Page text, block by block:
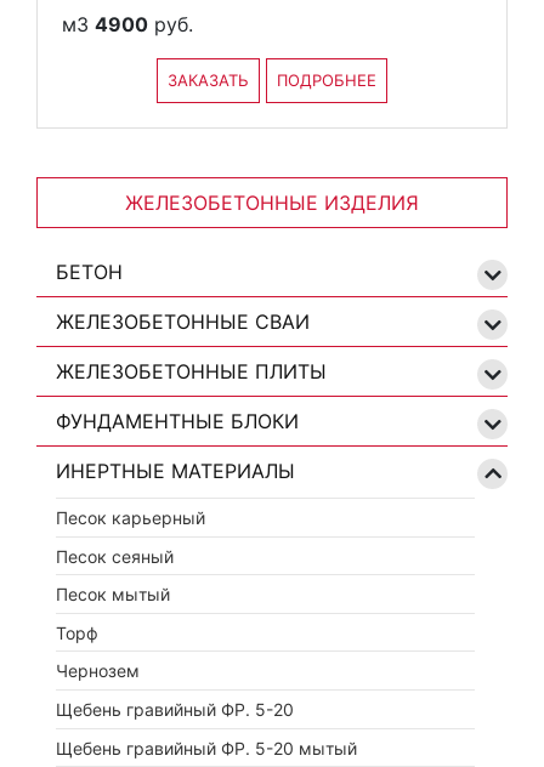
ЖЕЛЕЗОБЕТОННЫЕ ИЗДЕЛИЯ
БЕТОН
ЖЕЛЕЗОБЕТОННЫЕ СВАИ
ЖЕЛЕЗОБЕТОННЫЕ ПЛИТЫ
ФУНДАМЕНТНЫЕ БЛОКИ
ИНЕРТНЫЕ МАТЕРИАЛЫ
Песок карьерный
Песок сеяный
Песок мытый
Торф
Чернозем
Щебень гравийный ФР. 5-20
Щебень гравийный ФР. 5-20 мытый
м3 4900 руб.
ЗАКАЗАТЬ ПОДРОБНЕЕ